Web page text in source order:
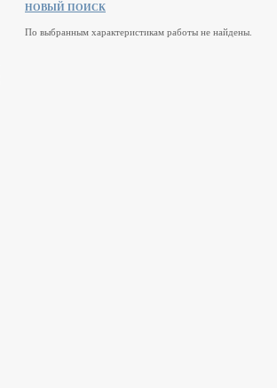
НОВЫЙ ПОИСК
По выбранным характеристикам работы не найдены.